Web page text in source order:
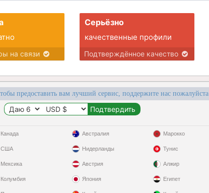
на связи
Серьёзно
качественные профили
Подтверждённое качество
предоставить вам лучший сервис, поддержите нас пожалуйста
Канада
США
Мексика
Колумбия
Австралия
Нидерланды
Австрия
Япония
Марокко
Тунис
Алжир
Египет